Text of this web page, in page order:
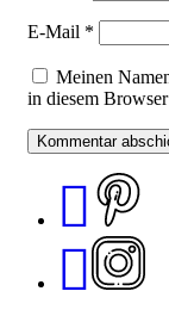
E-Mail *
Meinen
in diesem